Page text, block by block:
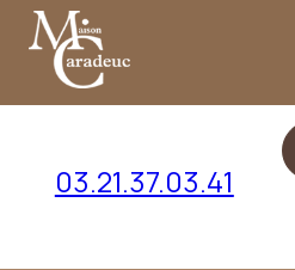
03.21.37.03.41
Panneau de gestion des cookies